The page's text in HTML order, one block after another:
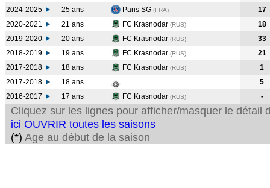
2024-2025
25 ans Paris SG (FRA)
17
2020-2021
21 ans FC Krasnodar (RUS)
18
2019-2020
20 ans FC Krasnodar (RUS)
33
2018-2019
19 ans FC Krasnodar (RUS)
21
2017-2018
18 ans FC Krasnodar (RUS)
1
2017-2018
18 ans
5
2016-2017
17 ans FC Krasnodar (RUS) -
Cliquez sur les lignes pour afficher/masquer le détail
ici OUVRIR toutes les saisons
(*) Age au début de la saison